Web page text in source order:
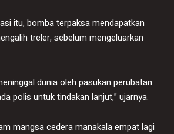
itu, bomba terpaksa mendapatkan
treler, sebelum mengeluarkan
dunia oleh pasukan perubatan
polis untuk tindakan lanjut,” ujarnya.
mangsa cedera manakala empat lagi